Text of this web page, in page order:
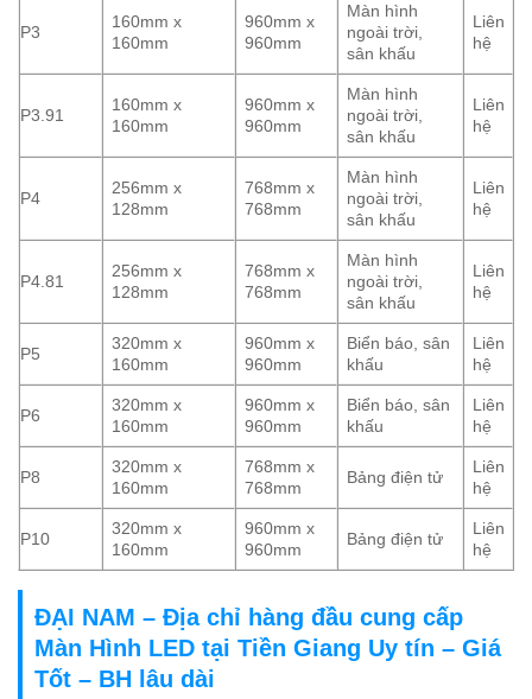
P3
160mm x
160mm
960mm x
960mm
Màn hình
ngoài trời,
sân khấu
Liên
hệ
P3.91
160mm x
160mm
960mm x
960mm
Màn hình
ngoài trời,
sân khấu
Liên
hệ
P4
256mm x
128mm
768mm x
768mm
Màn hình
ngoài trời,
sân khấu
Liên
hệ
P4.81
256mm x
128mm
768mm x
768mm
Màn hình
ngoài trời,
sân khấu
Liên
hệ
P5
320mm x
160mm
960mm x
960mm
Biển báo, sân
khấu
Liên
hệ
P6
320mm x
160mm
960mm x
960mm
Biển báo, sân
khấu
Liên
hệ
P8
320mm x
160mm
768mm x
768mm
Bảng điện tử
Liên
hệ
P10
320mm x
160mm
960mm x
960mm
Bảng điện tử
Liên
hệ
ĐẠI NAM – Địa chỉ hàng đầu cung cấp
Màn Hình LED tại Tiền Giang Uy tín – Giá
Tốt – BH lâu dài